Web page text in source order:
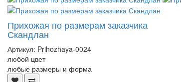
Прихожая по размерам заказчика
Скандлан
Артикул: Prihozhaya-0024
любой цвет
любые размеры и форма